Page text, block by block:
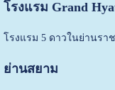
โรงแรม Grand
โรงแรม 5 ดาวในย่านรา
ย่านสยาม